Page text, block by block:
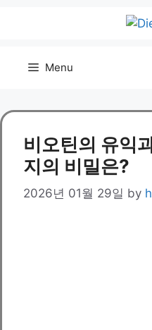
Menu
비오틴의 유익
지의 비밀은?
2026년 01월 29일 by